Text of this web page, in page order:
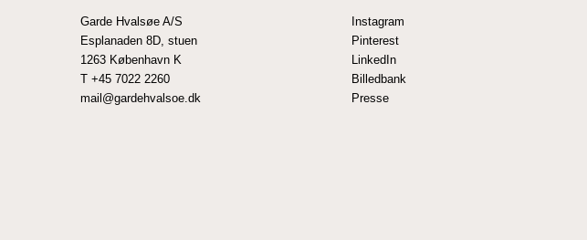
Garde Hvalsøe A/S
Esplanaden 8D, stuen
1263 København K
T +45 7022 2260
mail@gardehvalsoe.dk
Instagram
Pinterest
LinkedIn
Billedbank
Presse